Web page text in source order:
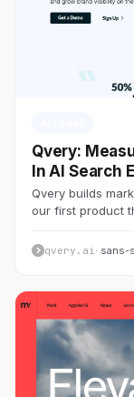
Qvery:
In AI Search
Qvery builds
our first product
qvery.ai· sans-